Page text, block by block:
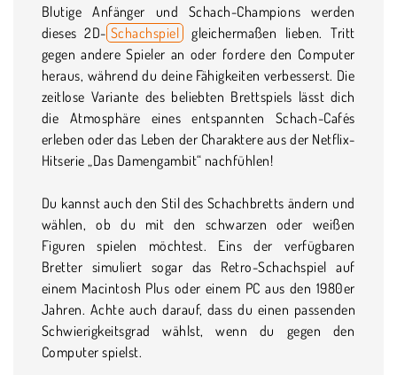
Blutige Anfänger und Schach-Champions werden
dieses 2D- Schachspiel
gleichermaßen lieben. Tritt
gegen andere Spieler an oder fordere den Computer
heraus, während du deine Fähigkeiten verbesserst. Die
zeitlose Variante des beliebten Brettspiels lässt dich
die Atmosphäre eines entspannten Schach-Cafés
erleben oder das Leben der Charaktere aus der Netflix-
Hitserie „Das Damengambit“ nachfühlen!
Du kannst auch den Stil des Schachbretts ändern und
wählen, ob du mit den schwarzen oder weißen
Figuren spielen möchtest. Eins der verfügbaren
Bretter simuliert sogar das Retro-Schachspiel auf
einem Macintosh Plus oder einem PC aus den 1980er
Jahren. Achte auch darauf, dass du einen passenden
Schwierigkeitsgrad wählst, wenn du gegen den
Computer spielst.